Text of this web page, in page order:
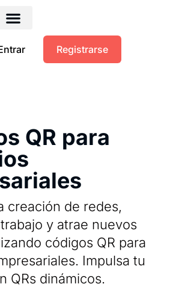
Registrarse
QR para
creación de redes,
y atrae nuevos
códigos QR para
Impulsa tu
QRs dinámicos.